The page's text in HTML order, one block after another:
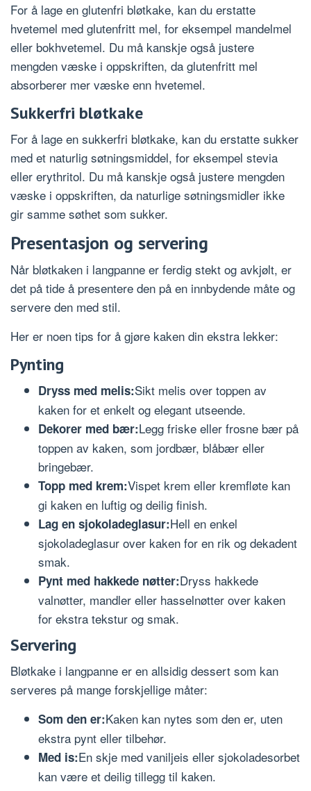
For å lage en glutenfri bløtkake, kan du erstatte
hvetemel med glutenfritt mel, for eksempel mandelmel
eller bokhvetemel. Du må kanskje også justere
mengden væske i oppskriften, da glutenfritt mel
absorberer mer væske enn hvetemel.
Sukkerfri bløtkake
For å lage en sukkerfri bløtkake, kan du erstatte sukker
med et naturlig søtningsmiddel, for eksempel stevia
eller erythritol. Du må kanskje også justere mengden
væske i oppskriften, da naturlige søtningsmidler ikke
gir samme søthet som sukker.
Presentasjon og servering
Når bløtkaken i langpanne er ferdig stekt og avkjølt, er
det på tide å presentere den på en innbydende måte og
servere den med stil.
Her er noen tips for å gjøre kaken din ekstra lekker:
Pynting
Dryss med melis:Sikt melis over toppen av
kaken for et enkelt og elegant utseende.
Dekorer med bær:Legg friske eller frosne bær på
toppen av kaken, som jordbær, blåbær eller
bringebær.
Topp med krem:Vispet krem eller kremfløte kan
gi kaken en luftig og deilig finish.
Lag en sjokoladeglasur:Hell en enkel
sjokoladeglasur over kaken for en rik og dekadent
smak.
Pynt med hakkede nøtter:Dryss hakkede
valnøtter, mandler eller hasselnøtter over kaken
for ekstra tekstur og smak.
Servering
Bløtkake i langpanne er en allsidig dessert som kan
serveres på mange forskjellige måter:
Som den er:Kaken kan nytes som den er, uten
ekstra pynt eller tilbehør.
Med is:En skje med vaniljeis eller sjokoladesorbet
kan være et deilig tillegg til kaken.